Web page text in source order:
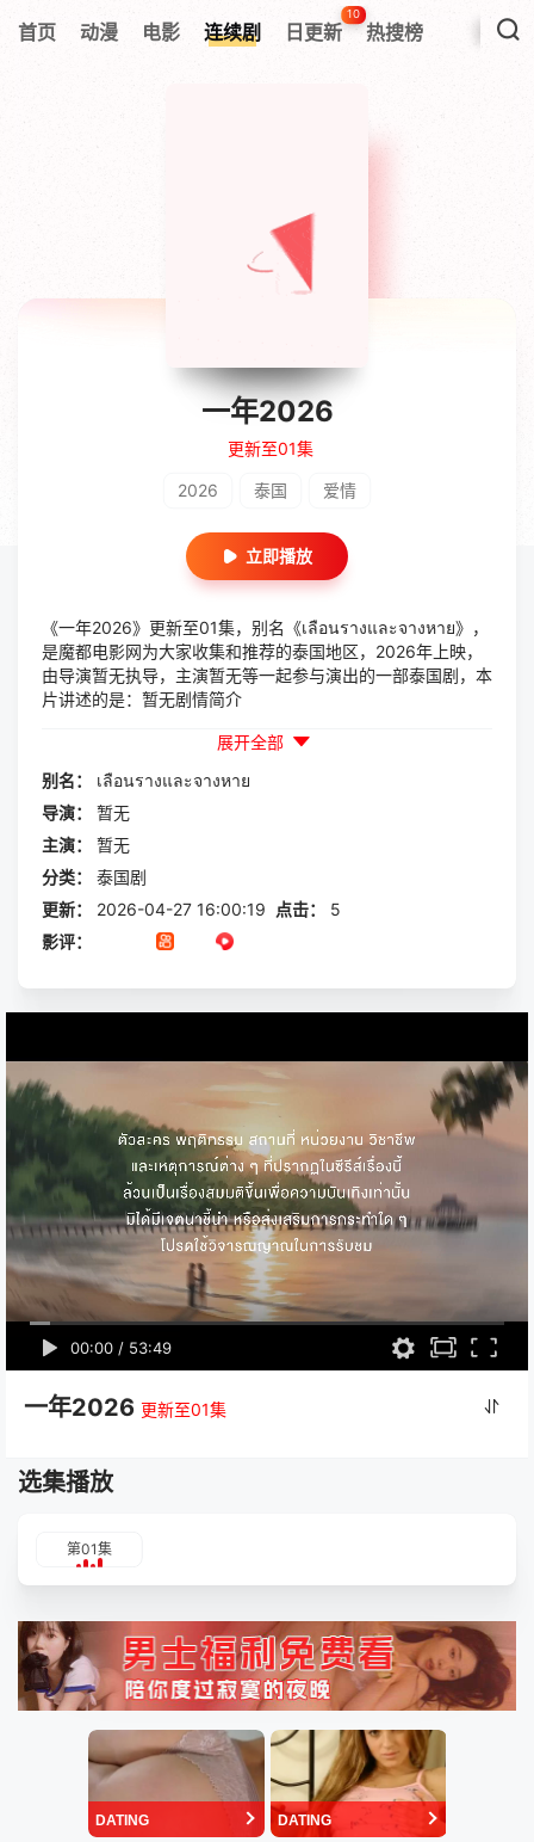
首页 动漫 电影 连续剧 日更新
10
热搜榜
一年2026
更新至01集
2026 泰国 爱情
立即播放
《一年2026》更新至01集，别名《เลือนรางและจางหาย》，
是魔都电影网为大家收集和推荐的泰国地区，2026年上映，
由导演暂无执导，主演暂无等一起参与演出的一部泰国剧，本
片讲述的是：暂无剧情简介
展开全部
别名：
เลือนรางและจางหาย
导演：
暂无
主演：
暂无
分类：
泰国剧
更新：
2026-04-27 16:00:19 点击：
5
影评：
00:00 / 53:49
一年2026 更新至01集
选集播放
第01集
DATING DATING